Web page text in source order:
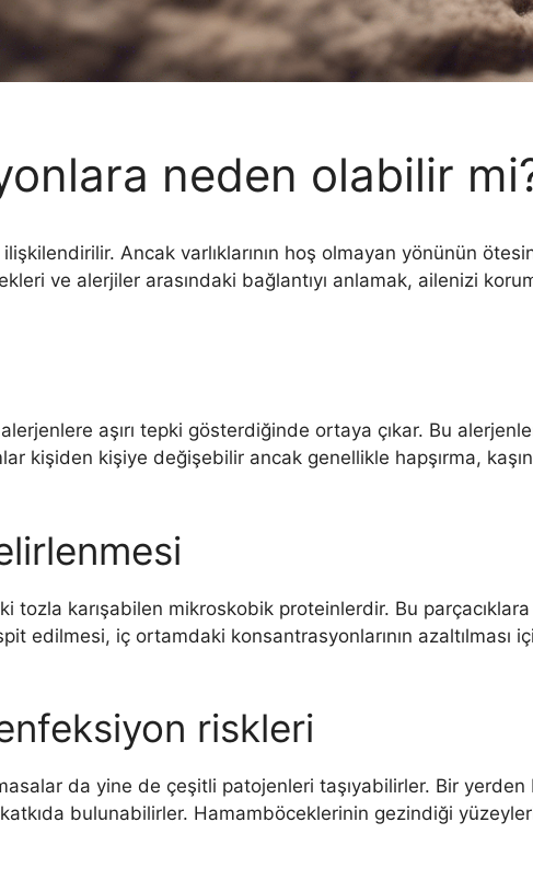
neden olabilir
Ancak varlıklarının hoş olmayan yönünün
ve alerjiler arasındaki bağlantıyı anlamak, ailenizi
aşırı tepki gösterdiğinde ortaya çıkar. Bu
kişiden kişiye değişebilir ancak genellikle hapşırma,
karışabilen mikroskobik proteinlerdir. Bu
edilmesi, iç ortamdaki konsantrasyonlarının azaltılması
riskleri
da yine de çeşitli patojenleri taşıyabilirler. Bir
bulunabilirler. Hamamböceklerinin gezindiği